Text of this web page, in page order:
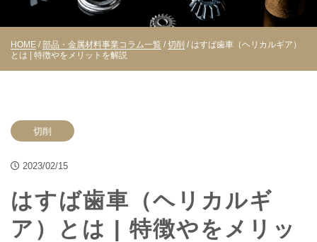
HOME /部品・金属材料事業コラム一覧 /切削 / はすば歯車（ヘリカルギア）
とは | 特徴やをメリットを解説
切削
2023/02/15
はすば歯車（ヘリカルギ
ア）とは | 特徴やをメリッ